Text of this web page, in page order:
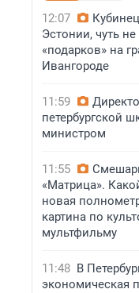
12:07
Эстонии, чуть не
«подарков» на
Ивангороде
11:59
петербургской
министром
11:55
«Матрица».
новая
картина по
мультфильму
11:48 В
экономическая